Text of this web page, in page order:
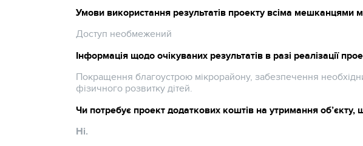
Умови використання результатів проекту всіма мешканцями
Доступ необмежений
Інформація щодо очікуваних результатів в разі реалізації
Покращення благоустрою мікрорайону, забезпечення
фізичного розвитку дітей.
Чи потребує проект додаткових коштів на утримання об’єкту,
Ні.